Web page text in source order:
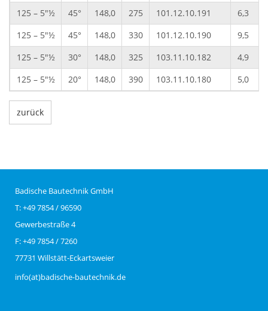
125 – 5"½
45° 148,0 275 101.12.10.191
6,3
125 – 5"½
45° 148,0 330 101.12.10.190
9,5
125 – 5"½
30° 148,0 325 103.11.10.182
4,9
125 – 5"½
20° 148,0 390 103.11.10.180 5,0
zurück
Badische Bautechnik GmbH
T: +49 7854 / 96590
Gewerbestraße 4
F: +49 7854 / 7260
77731 Willstätt-Eckartsweier
info(at)badische-bautechnik.de